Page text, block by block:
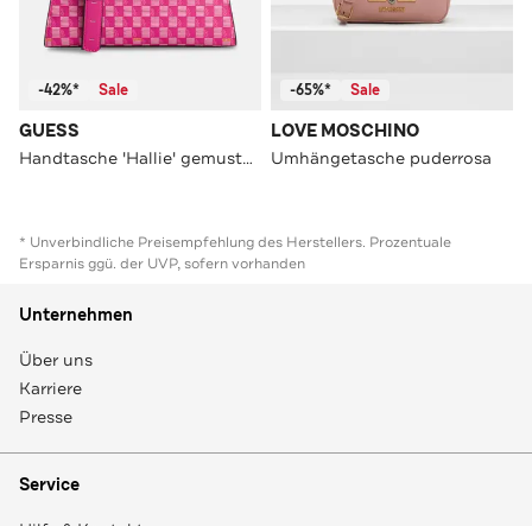
-42%* Sale
GUESS
Handtasche 'Hallie' gemustert
-65%* Sale
LOVE MOSCHINO
Umhängetasche puderrosa
* Unverbindliche Preisempfehlung des Herstellers. Prozentuale
Ersparnis ggü. der UVP, sofern vorhanden
Unternehmen
Über uns
Karriere
Presse
Service